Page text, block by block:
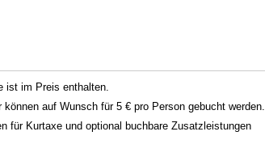
ist im Preis enthalten.
können auf Wunsch für 5 € pro Person gebucht werden.
für Kurtaxe und optional buchbare Zusatzleistungen